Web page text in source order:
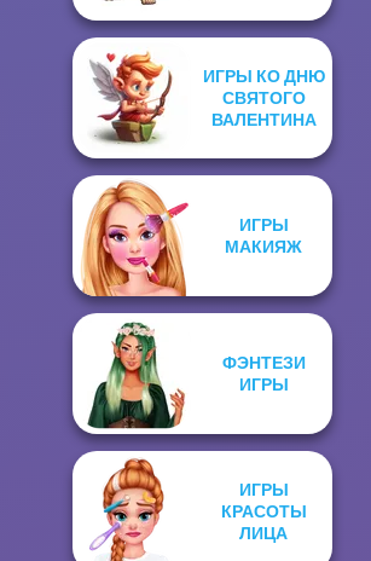
ИГРЫ КО ДНЮ
СВЯТОГО
ВАЛЕНТИНА
ИГРЫ
МАКИЯЖ
ФЭНТЕЗИ
ИГРЫ
ИГРЫ
КРАСОТЫ
ЛИЦА